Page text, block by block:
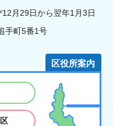
月29日から翌年1月3日
手町5番1号
区役所案内